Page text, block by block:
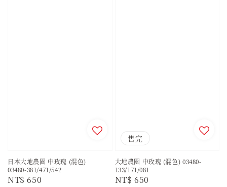
日本大地農園 中玫瑰 (混色)
03480-381/471/542
Regular
NT$ 650
售完
大地農園 中玫瑰 (混色) 03480-
133/171/081
Regular
NT$ 650